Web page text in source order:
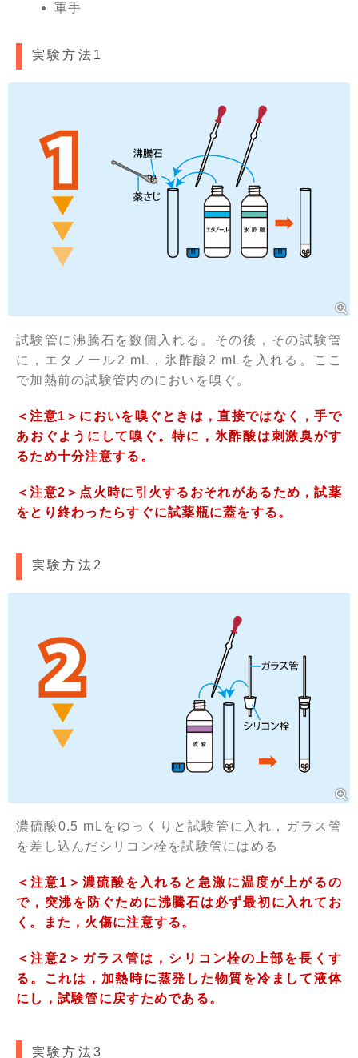
軍手
実験方法1
試験管に沸騰石を数個入れる。その後，その試験管
に，エタノール2 mL，氷酢酸2 mLを入れる。ここ
で加熱前の試験管内のにおいを嗅ぐ。
＜注意1＞においを嗅ぐときは，直接ではなく，手で
あおぐようにして嗅ぐ。特に，氷酢酸は刺激臭がす
るため十分注意する。
＜注意2＞点火時に引火するおそれがあるため，試薬
をとり終わったらすぐに試薬瓶に蓋をする。
実験方法2
濃硫酸0.5 mLをゆっくりと試験管に入れ，ガラス管
を差し込んだシリコン栓を試験管にはめる
＜注意1＞濃硫酸を入れると急激に温度が上がるの
で，突沸を防ぐために沸騰石は必ず最初に入れてお
く。また，火傷に注意する。
＜注意2＞ガラス管は，シリコン栓の上部を長くす
る。これは，加熱時に蒸発した物質を冷まして液体
にし，試験管に戻すためである。
実験方法3